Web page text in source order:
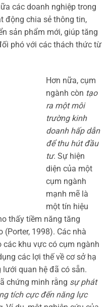
các doanh nghiệp trong
động chia sẻ thông tin,
sản phẩm mới, giúp tăng
phó với các thách thức từ
Hơn nữa, cụm
ngành còn tạo
ra một môi
trường kinh
doanh hấp dẫn
để thu hút đầu
tư. Sự hiện
diện của một
cụm ngành
mạnh mẽ là
một tín hiệu
thấy tiềm năng tăng
1998). Các nhà
khu vực có cụm ngành
các lợi thế về cơ sở hạ
quan hệ đã có sẵn.
chứng minh rằng sự phát
tích cực đến năng lực